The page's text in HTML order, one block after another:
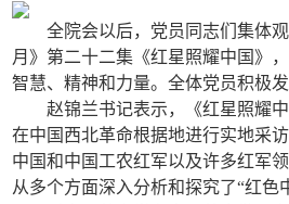
全院会以后，党员同志们集体
月》第二十二集《红星照耀中国》
智慧、精神和力量。全体党员积极
赵锦兰书记表示，《红星照耀
在中国西北革命根据地进行实地采
中国和中国工农红军以及许多红军
从多个方面深入分析和探究了“红色